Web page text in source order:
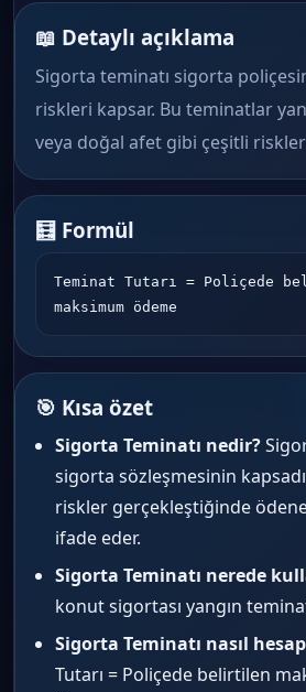
📖 Detaylı açıklama
Sigorta teminatı sigorta
riskleri kapsar. Bu teminatlar
veya doğal afet gibi çeşitli
🧮 Formül
Teminat Tutarı = Poliçede
maksimum ödeme
🎯 Kısa özet
Sigorta Teminatı nedir?
sigorta sözleşmesinin
riskler gerçekleştiğinde
ifade eder.
Sigorta Teminatı nerede
konut sigortası yangın
Sigorta Teminatı nasıl
Tutarı = Poliçede belirtilen